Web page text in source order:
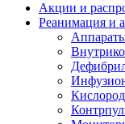
Акции и
Реанимация и